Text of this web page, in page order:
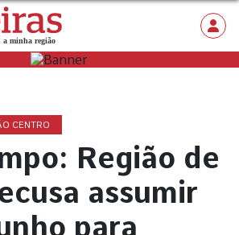
CENTRO
Região de
assumir
para